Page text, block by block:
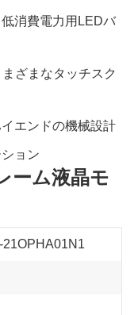
消費電力用LEDバ
ざまなタッチスク
エンドの機械設計
ョン
ーム液晶モ
21OPHA01N1